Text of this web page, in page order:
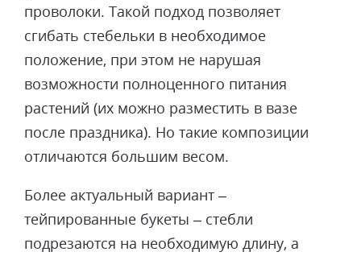
проволоки. Такой подход позволяет
сгибать стебельки в необходимое
положение, при этом не нарушая
возможности полноценного питания
растений (их можно разместить в вазе
после праздника). Но такие композиции
отличаются большим весом.
Более актуальный вариант –
тейпированные букеты – стебли
подрезаются на необходимую длину, а